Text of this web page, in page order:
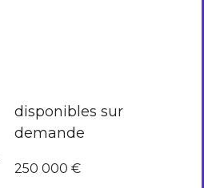
disponibles sur
demande
250 000 €